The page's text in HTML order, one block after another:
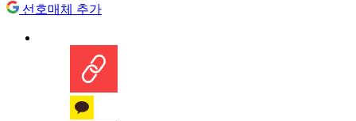
선호매체 추가